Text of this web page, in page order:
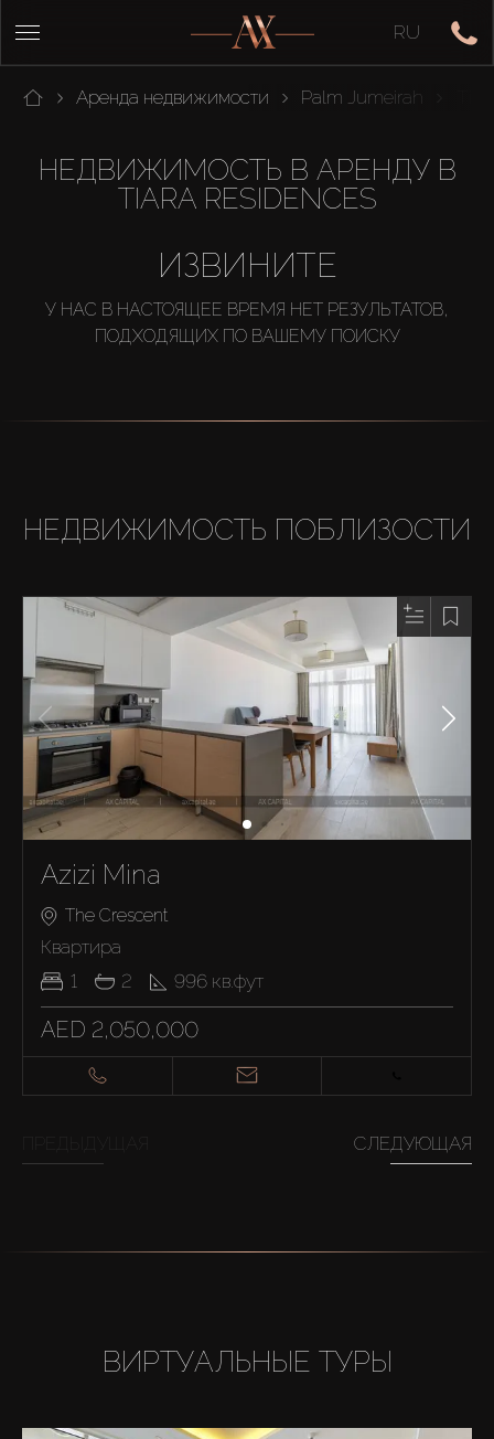
RU
Аренда недвижимости Palm Jumeirah
НЕДВИЖИМОСТЬ В АРЕНДУ В
TIARA RESIDENCES
ИЗВИНИТЕ
У НАС В НАСТОЯЩЕЕ ВРЕМЯ НЕТ РЕЗУЛЬТАТОВ,
ПОДХОДЯЩИХ ПО ВАШЕМУ ПОИСКУ
НЕДВИЖИМОСТЬ ПОБЛИЗОСТИ
Azizi Mina
The Crescent
Квартира
1
2 996 кв.фут
AED 2,050,000
СЛЕДУЮЩАЯ
ВИРТУАЛЬНЫЕ ТУРЫ